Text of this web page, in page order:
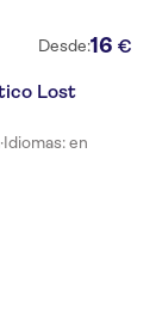
Desde:16 €
Lost
·Idiomas: en